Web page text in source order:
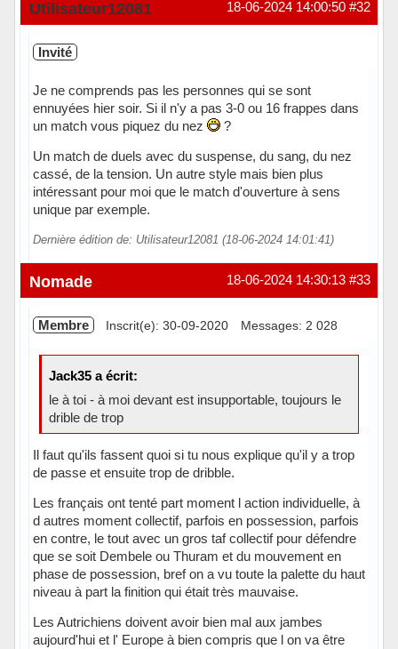
#32
18-06-2024 14:00:50
Utilisateur12081
Invité
Je ne comprends pas les personnes qui se sont
ennuyées hier soir. Si il n'y a pas 3-0 ou 16 frappes dans
un match vous piquez du nez
?
Un match de duels avec du suspense, du sang, du nez
cassé, de la tension. Un autre style mais bien plus
intéressant pour moi que le match d'ouverture à sens
unique par exemple.
Dernière édition de: Utilisateur12081 (18-06-2024 14:01:41)
#33
18-06-2024 14:30:13
Nomade
Membre Inscrit(e): 30-09-2020 Messages: 2 028
Jack35 a écrit:
le à toi - à moi devant est insupportable, toujours le
drible de trop
Il faut qu'ils fassent quoi si tu nous explique qu'il y a trop
de passe et ensuite trop de dribble.
Les français ont tenté part moment l action individuelle, à
d autres moment collectif, parfois en possession, parfois
en contre, le tout avec un gros taf collectif pour défendre
que se soit Dembele ou Thuram et du mouvement en
phase de possession, bref on a vu toute la palette du haut
niveau à part la finition qui était très mauvaise.
Les Autrichiens doivent avoir bien mal aux jambes
aujourd'hui et l' Europe à bien compris que l on va être